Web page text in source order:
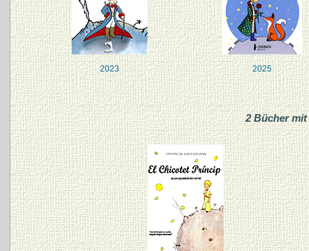
2023 2025
2 Bücher